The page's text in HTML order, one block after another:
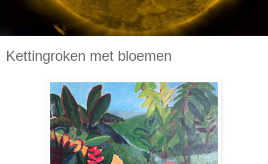
Kettingroken met bloemen